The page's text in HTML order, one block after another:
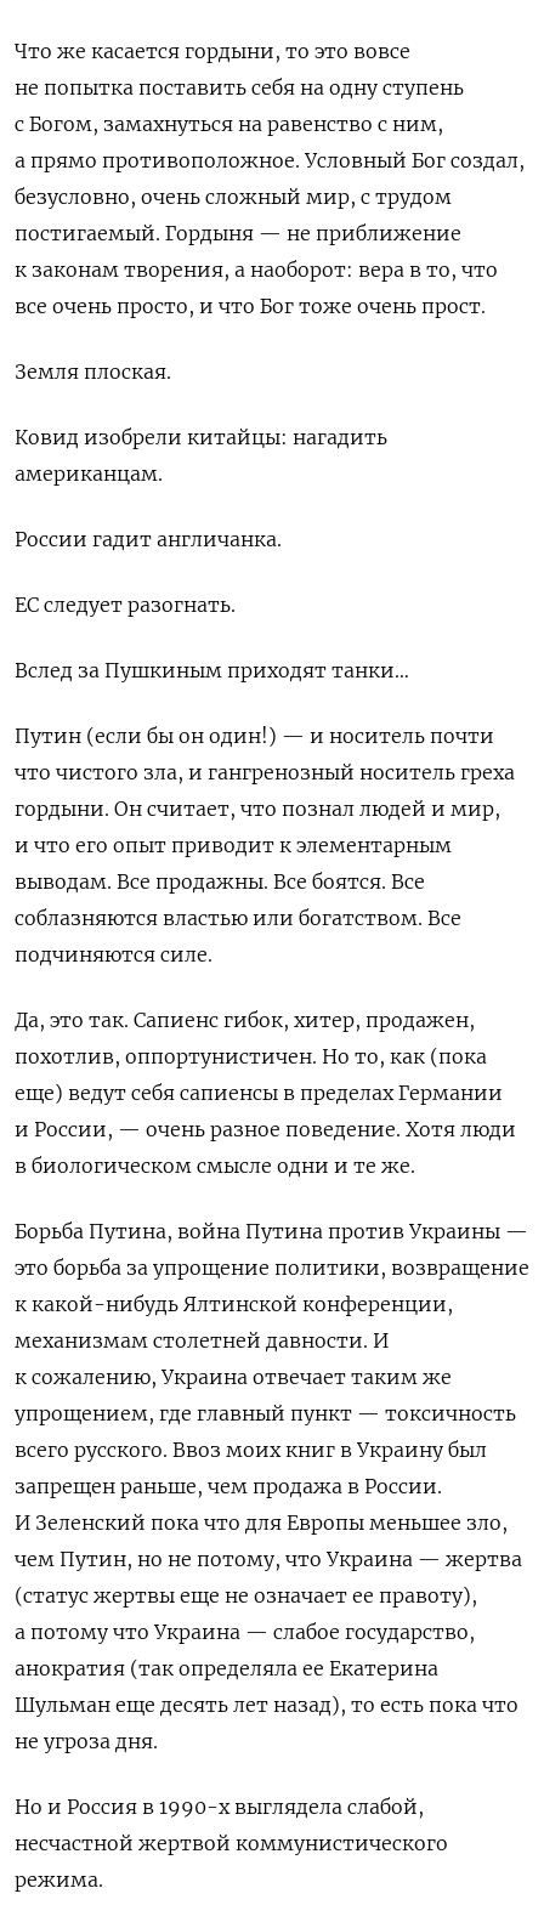
Что же касается гордыни, то это вовсе
не попытка поставить себя на одну ступень
с Богом, замахнуться на равенство с ним,
а прямо противоположное. Условный Бог создал,
безусловно, очень сложный мир, с трудом
постигаемый. Гордыня — не приближение
к законам творения, а наоборот: вера в то, что
все очень просто, и что Бог тоже очень прост.
Земля плоская.
Ковид изобрели китайцы: нагадить
американцам.
России гадит англичанка.
ЕС следует разогнать.
Вслед за Пушкиным приходят танки…
Путин (если бы он один!) — и носитель почти
что чистого зла, и гангренозный носитель греха
гордыни. Он считает, что познал людей и мир,
и что его опыт приводит к элементарным
выводам. Все продажны. Все боятся. Все
соблазняются властью или богатством. Все
подчиняются силе.
Да, это так. Сапиенс гибок, хитер, продажен,
похотлив, оппортунистичен. Но то, как (пока
еще) ведут себя сапиенсы в пределах Германии
и России, — очень разное поведение. Хотя люди
в биологическом смысле одни и те же.
Борьба Путина, война Путина против Украины —
это борьба за упрощение политики, возвращение
к какой-нибудь Ялтинской конференции,
механизмам столетней давности. И
к сожалению, Украина отвечает таким же
упрощением, где главный пункт — токсичность
всего русского. Ввоз моих книг в Украину был
запрещен раньше, чем продажа в России.
И Зеленский пока что для Европы меньшее зло,
чем Путин, но не потому, что Украина — жертва
(статус жертвы еще не означает ее правоту),
а потому что Украина — слабое государство,
анократия (так определяла ее Екатерина
Шульман еще десять лет назад), то есть пока что
не угроза дня.
Но и Россия в 1990-х выглядела слабой,
несчастной жертвой коммунистического
режима.